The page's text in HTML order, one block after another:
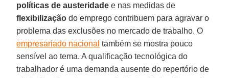
políticas de austeridade e nas medidas de
flexibilização do emprego contribuem para agravar o
problema das exclusões no mercado de trabalho. O
empresariado nacional também se mostra pouco
sensível ao tema. A qualificação tecnológica do
trabalhador é uma demanda ausente do repertório de